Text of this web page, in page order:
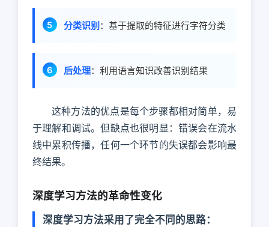
分类识别 ：基于提取的特征进行字符分类
后处理：利用语言知识改善识别结果
这种方法的优点是每个步骤都相对简单，易
于理解和调试。但缺点也很明显：错误会在流水
线中累积传播，任何一个环节的失误都会影响最
终结果。
深度学习方法的革命性变化
深度学习方法采用了完全不同的思路：